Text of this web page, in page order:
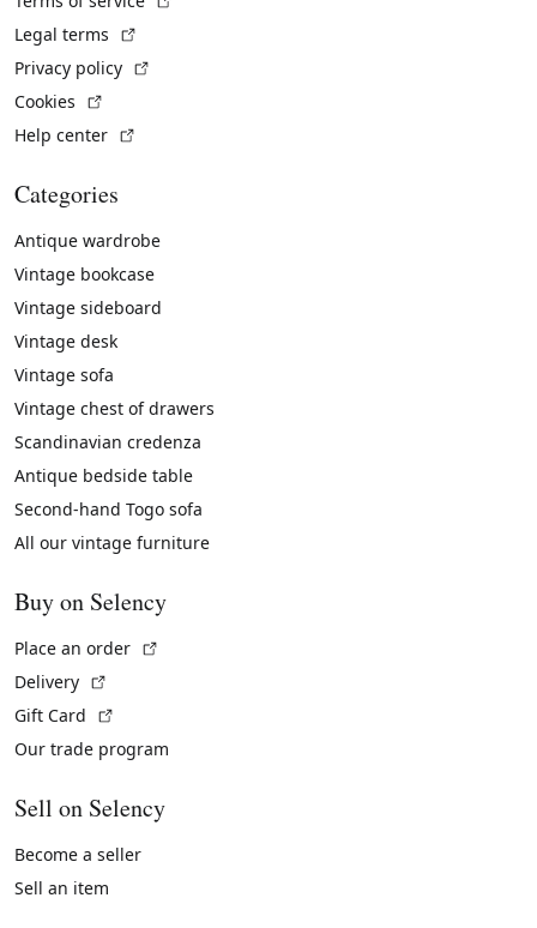
Legal terms
Privacy policy
Cookies
Help center
Categories
Antique wardrobe
Vintage bookcase
Vintage sideboard
Vintage desk
Vintage sofa
Vintage chest of drawers
Scandinavian credenza
Antique bedside table
Second-hand Togo sofa
All our vintage furniture
Buy on Selency
Place an order
Delivery
Gift Card
Our trade program
Sell on Selency
Become a seller
Sell an item